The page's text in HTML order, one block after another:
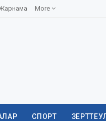
More
СПОРТ